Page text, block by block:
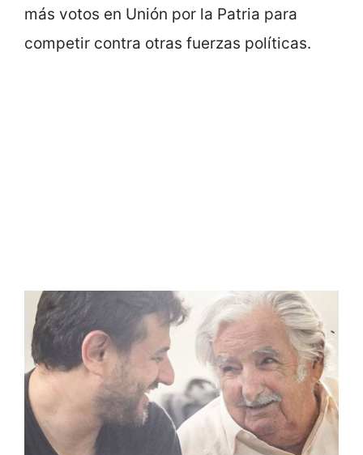
más votos en Unión por la Patria para
competir contra otras fuerzas políticas.